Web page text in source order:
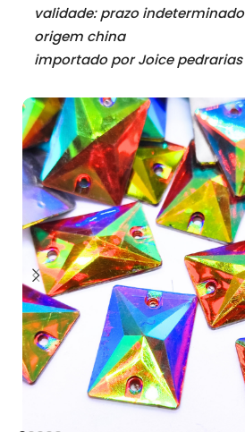
validade: prazo indeterminado
origem china
importado por Joice pedrarias